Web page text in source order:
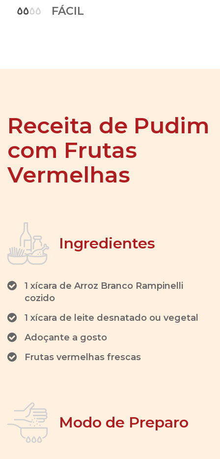
FÁCIL
Receita de Pudim
com Frutas
Vermelhas
Ingredientes
1 xícara de Arroz Branco Rampinelli
cozido
1 xícara de leite desnatado ou vegetal
Adoçante a gosto
Frutas vermelhas frescas
Modo de Preparo